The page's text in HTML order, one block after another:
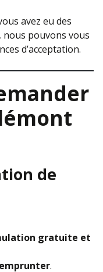
avez eu des
nous pouvons vous
d’acceptation.
de
gratuite et
.